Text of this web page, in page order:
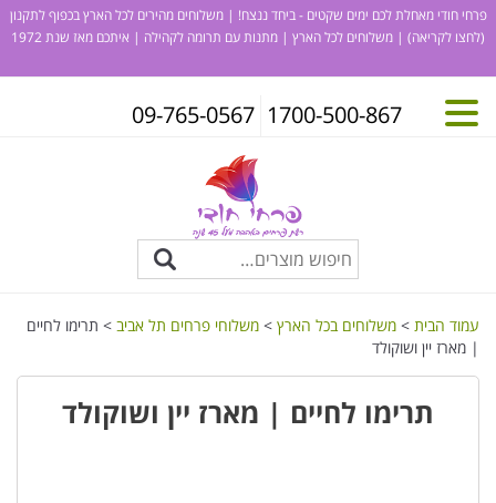
פרחי חודי מאחלת לכם ימים שקטים - ביחד ננצח! | משלוחים מהירים לכל הארץ בכפוף לתקנון
(לחצו לקריאה) | משלוחים לכל הארץ | מתנות עם תרומה לקהילה | איתכם מאז שנת 1972
1700-500-867
09-765-0567
עמוד הבית > משלוחים בכל הארץ > משלוחי פרחים תל אביב > תרימו לחיים
| מארז יין ושוקולד
תרימו לחיים | מארז יין ושוקולד